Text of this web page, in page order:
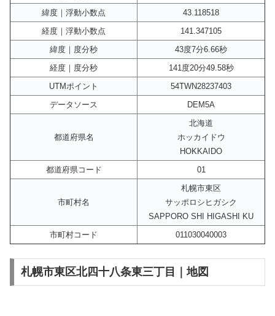
緯度｜浮動小数点
43.118518
経度｜浮動小数点
141.347105
緯度｜度分秒
43度7分6.66秒
経度｜度分秒
141度20分49.58秒
UTMポイント
54TWN28237403
データソース
DEM5A
都道府県名
北海道
ホッカイドウ
HOKKAIDO
都道府県コード
01
市町村名
札幌市東区
サッポロシヒガシク
SAPPORO SHI HIGASHI KU
市町村コード
011030040003
札幌市東区北四十八条東三丁目｜地図